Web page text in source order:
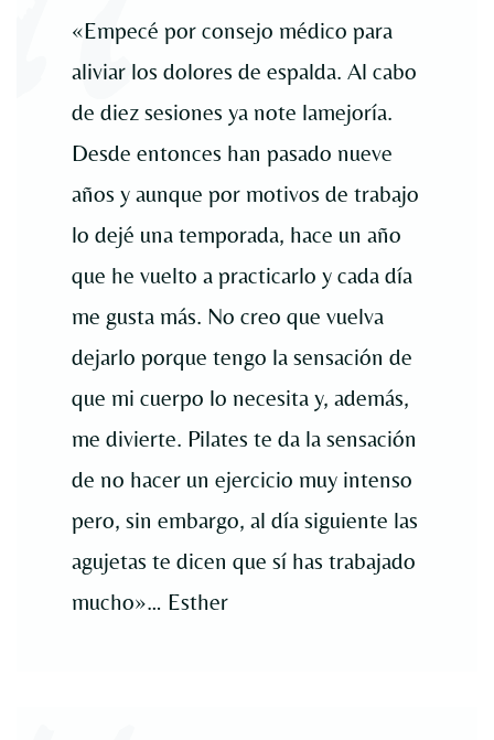
«Empecé por consejo médico para
aliviar los dolores de espalda. Al cabo
de diez sesiones ya note lamejoría.
Desde entonces han pasado nueve
años y aunque por motivos de trabajo
lo dejé una temporada, hace un año
que he vuelto a practicarlo y cada día
me gusta más. No creo que vuelva
dejarlo porque tengo la sensación de
que mi cuerpo lo necesita y, además,
me divierte. Pilates te da la sensación
de no hacer un ejercicio muy intenso
pero, sin embargo, al día siguiente las
agujetas te dicen que sí has trabajado
mucho»… Esther